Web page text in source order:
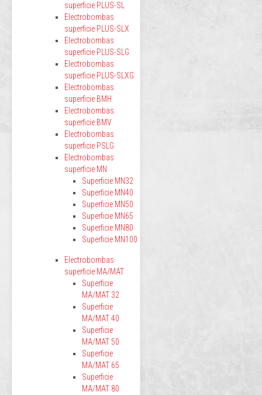
superficie PLUS-SL
Electrobombas
superficie PLUS-SLX
Electrobombas
superficie PLUS-SLG
Electrobombas
superficie PLUS-SLXG
Electrobombas
superficie BMH
Electrobombas
superficie BMV
Electrobombas
superficie PSLG
Electrobombas
superficie MN
Superficie MN32
Superficie MN40
Superficie MN50
Superficie MN65
Superficie MN80
Superficie MN100
Electrobombas
superficie MA/MAT
Superficie
MA/MAT 32
Superficie
MA/MAT 40
Superficie
MA/MAT 50
Superficie
MA/MAT 65
Superficie
MA/MAT 80